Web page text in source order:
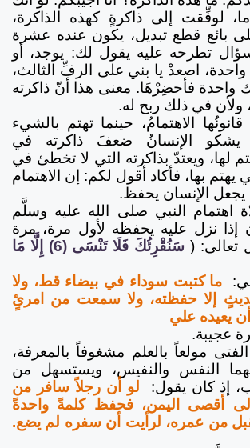
لوفِّقت إلى ذاكرةٍ كهذه الذاكرة،
بائع قطع تبديل، يكون عنده عشرة
تطرحه عليه يقول لك: يوجد، أو
اصعدْ يا بني على الرفِّ الثالث،
واحدة فأحضِرْهَا. معنى هذا أنّ ذاكرته
ولأن في ذلك ربح له.
الاهتمامُ، حينما تهتم بالشيء
يشكو الإنسانُ ضعفَ ذاكرته في
لها، ويعتدّ بذاكرته التي لا تخطئ في
يهتم بها، فأكاد أقول لكم: إن الاهتمام
يجعل الإنسان يحفظ.
النبي صلى الله عليه وسلَّم
إذا نزل عليه يحفظه لأول مرة، مرة
تعالى: (
سَنُقْرِئُكَ فَلَا تَنْسَى (6) إِلَّا مَا
ما كتبت سوداء في بيضاء قط، ولا
إلا حفظته، ولا سمعت من امرئٍ
يعيده علي
عجيبة.
مولعاً بالعلم مشغوفاً بالمعرفة،
النفس والنفيس، ويستسهل من
إذ كان يقول:
لو أن رجلاً سافر من
أقصى اليمن، فحفظ كلمةً واحدةً
من عمره، لرأيت أن سفره لم يضع.